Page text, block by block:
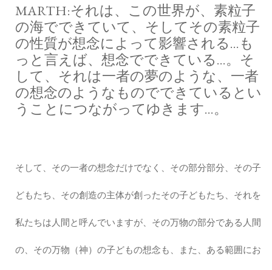
MARTH:それは、この世界が、素粒子
の海でできていて、そしてその素粒子
の性質が想念によって影響される…も
っと言えば、想念でできている…。そ
して、それは一者の夢のような、一者
の想念のようなものでできているとい
うことにつながってゆきます…。
そして、その一者の想念だけでなく、その部分部分、その子
どもたち、その創造の主体が創ったその子どもたち、それを
私たちは人間と呼んでいますが、その万物の部分である人間
の、その万物（神）の子どもの想念も、また、ある範囲にお